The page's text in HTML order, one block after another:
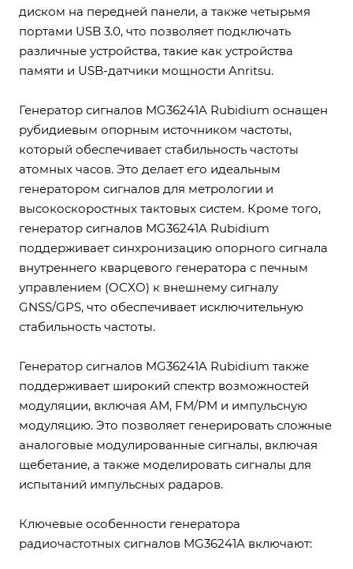
диском на передней панели, а также четырьмя
портами USB 3.0, что позволяет подключать
различные устройства, такие как устройства
памяти и USB-датчики мощности Anritsu.
Генератор сигналов MG36241A Rubidium оснащен
рубидиевым опорным источником частоты,
который обеспечивает стабильность частоты
атомных часов. Это делает его идеальным
генератором сигналов для метрологии и
высокоскоростных тактовых систем. Кроме того,
генератор сигналов MG36241A Rubidium
поддерживает синхронизацию опорного сигнала
внутреннего кварцевого генератора с печным
управлением (OCXO) к внешнему сигналу
GNSS/GPS, что обеспечивает исключительную
стабильность частоты.
Генератор сигналов MG36241A Rubidium также
поддерживает широкий спектр возможностей
модуляции, включая AM, FM/PM и импульсную
модуляцию. Это позволяет генерировать сложные
аналоговые модулированные сигналы, включая
щебетание, а также моделировать сигналы для
испытаний импульсных радаров.
Ключевые особенности генератора
радиочастотных сигналов MG36241A включают: